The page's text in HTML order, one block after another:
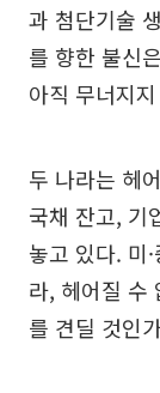
과 첨단기술
를 향한 불신
아직 무너지
두 나라는 헤
국채 잔고, 기
놓고 있다. 미
라, 헤어질 수
를 견딜 것인